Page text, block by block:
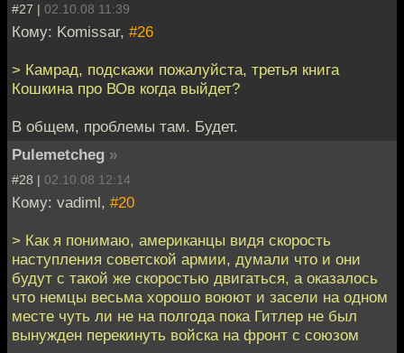
#27 | 02.10.08 11:39
Кому: Komissar, #26
> Камрад, подскажи пожалуйста, третья книга
Кошкина про ВОв когда выйдет?
В общем, проблемы там. Будет.
Pulemetcheg »
#28 | 02.10.08 12:14
Кому: vadiml, #20
> Как я понимаю, американцы видя скорость
наступления советской армии, думали что и они
будут с такой же скоростью двигаться, а оказалось
что немцы весьма хорошо воюют и засели на одном
месте чуть ли не на полгода пока Гитлер не был
вынужден перекинуть войска на фронт с союзом